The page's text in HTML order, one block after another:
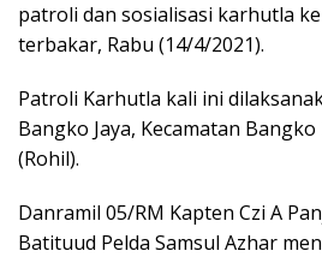
patroli dan sosialisasi karhutla
terbakar, Rabu (14/4/2021).
Patroli Karhutla kali ini
Bangko Jaya, Kecamatan
(Rohil).
Danramil 05/RM Kapten Czi A
Batituud Pelda Samsul Azhar